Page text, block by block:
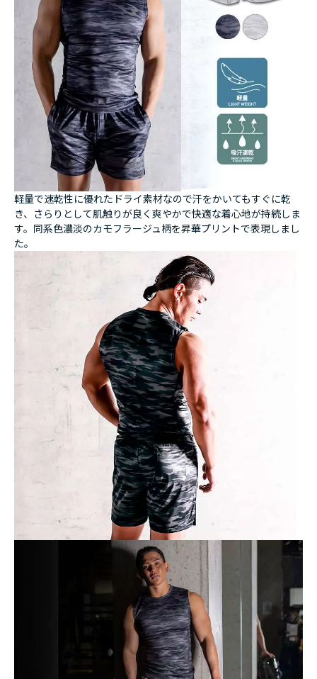
軽量で速乾性に優れたドライ素材なので汗をかいてもすぐに乾
き、さらりとして肌触りが良く爽やかで快適な着心地が持続しま
す。同系色濃淡のカモフラージュ柄を昇華プリントで表現しまし
た。